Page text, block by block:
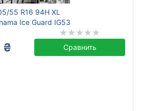
55 R16 94H XL
Ice Guard IG53
₴ Сравнить